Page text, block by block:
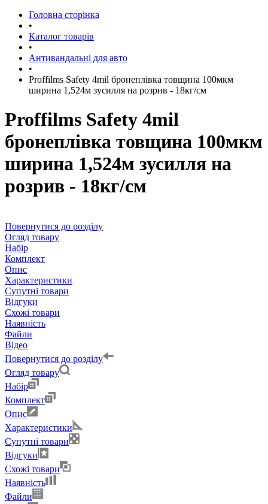
Головна сторінка
•
Каталог товарів
•
Антивандальні для авто
•
Proffilms Safety 4mil бронеплівка товщина 100мкм
ширина 1,524м зусилля на розрив - 18кг/см
Proffilms Safety 4mil
бронеплівка товщина 100мкм
ширина 1,524м зусилля на
розрив - 18кг/см
Повернутися до розділу
Огляд товару
Набір
Комплект
Опис
Характеристики
Супутні товари
Відгуки
Схожі товари
Наявність
Файли
Відео
Повернутися до розділу
Огляд товару
Набір
Комплект
Опис
Характеристики
Супутні товари
Відгуки
Схожі товари
Наявність
Файли